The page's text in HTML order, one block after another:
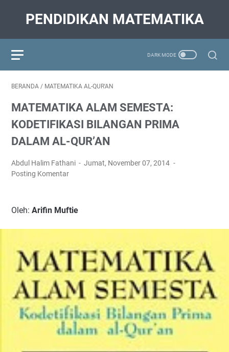
PENDIDIKAN MATEMATIKA
BERANDA / MATEMATIKA AL-QUR'AN
MATEMATIKA ALAM SEMESTA:
KODETIFIKASI BILANGAN PRIMA
DALAM AL-QUR’AN
Abdul Halim Fathani
Jumat, November 07, 2014
Posting Komentar
Oleh: Arifin Muftie